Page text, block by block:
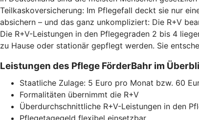
Teilkaskoversicherung: Im Pflegefall deckt sie nur
absichern – und das ganz unkompliziert: Die R+V
Die R+V-Leistungen in den Pflegegraden 2 bis 4
zu Hause oder stationär gepflegt werden. Sie
Leistungen des Pflege FörderBahr im
Staatliche Zulage: 5 Euro pro Monat bzw. 60
Formalitäten übernimmt die R+V
Überdurchschnittliche R+V-Leistungen in den
Pflegetagegeld flexibel einsetzbar